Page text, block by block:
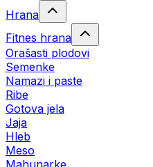
Hrana
Fitnes hrana
Orašasti plodovi
Semenke
Namazi i paste
Ribe
Gotova jela
Јаја
Hleb
Meso